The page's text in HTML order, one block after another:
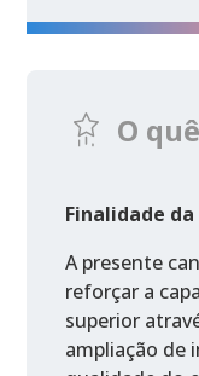
O
Finalidade
A presente
reforçar a
superior
ampliação de